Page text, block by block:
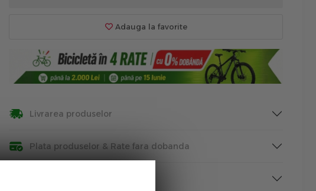
Adauga la favorite
Livrarea produselor
Plata produselor & Rate fara dobanda